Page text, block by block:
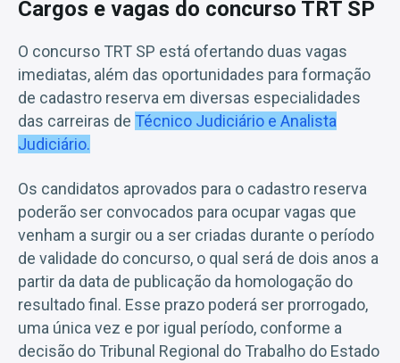
Cargos e vagas do concurso TRT SP
O concurso TRT SP está ofertando duas vagas
imediatas, além das oportunidades para formação
de cadastro reserva em diversas especialidades
das carreiras de Técnico Judiciário e Analista
Judiciário.
Os candidatos aprovados para o cadastro reserva
poderão ser convocados para ocupar vagas que
venham a surgir ou a ser criadas durante o período
de validade do concurso, o qual será de dois anos a
partir da data de publicação da homologação do
resultado final. Esse prazo poderá ser prorrogado,
uma única vez e por igual período, conforme a
decisão do Tribunal Regional do Trabalho do Estado